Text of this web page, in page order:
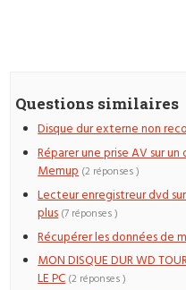
Questions similaires
Disque dur externe non
Réparer une prise AV sur
Memup (2 réponses )
Lecteur enregistreur dvd
plus (7 réponses )
Récupérer les données de
MON DISQUE DUR WD
LE PC (2 réponses )